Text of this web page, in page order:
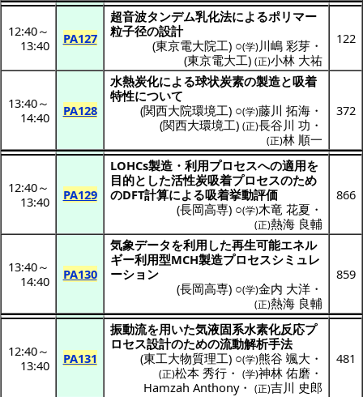
12:40～
13:40
PA127
超音波タンデム乳化法によるポリマー
粒子径の設計
(東京電大院工) ○(学)川嶋 彩芽・
(東京電大工) (正)小林 大祐
122
13:40～
14:40
PA128
水熱炭化による球状炭素の製造と吸着
特性について
(関西大院環境工) ○(学)藤川 拓海・
(関西大環境工) (正)長谷川 功 ・
(正)林 順一
372
12:40～
13:40
PA129
LOHCs製造 ・利用プロセスへの適用を
目的とした活性炭吸着プロセスのため
のDFT計算による吸着挙動評価
(長岡高専) ○(学)木竜 花夏 ・
(正)熱海 良輔
866
13:40～
14:40
PA130
気象データを利用 した再生可能エネル
ギー利用型MCH製造プロセスシミュレ
ーション
(長岡高専) ○(学)金内 大洋・
(正)熱海 良輔
859
12:40～
13:40
PA131
振動流を用いた気液固系水素化反応プ
ロセス設計のための流動解析手法
(東工大物質理工) ○(学)熊谷 颯大・
(正)松本 秀行・ (学)神林 佑磨 ・
Hamzah Anthony・ (正)吉川 史郎
481